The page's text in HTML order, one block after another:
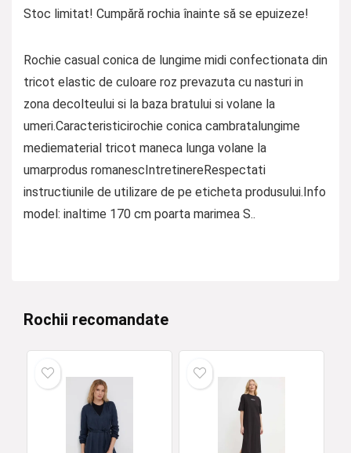
Stoc limitat! Cumpără rochia înainte să se epuizeze!
Rochie casual conica de lungime midi confectionata din
tricot elastic de culoare roz prevazuta cu nasturi in
zona decolteului si la baza bratului si volane la
umeri.Caracteristicirochie conica cambratalungime
mediematerial tricot maneca lunga volane la
umarprodus romanescIntretinereRespectati
instructiunile de utilizare de pe eticheta produsului.Info
model: inaltime 170 cm poarta marimea S..
Rochii recomandate